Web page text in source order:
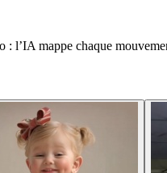
: l’IA mappe chaque